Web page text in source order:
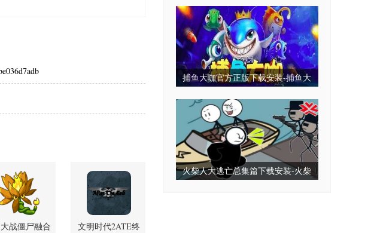
战僵尸融合
文明时代2ATE终
无毒免费无需网
捕鱼大咖官方正版下载安装-捕鱼大
本
火柴人大逃亡总集篇下载安装-火柴